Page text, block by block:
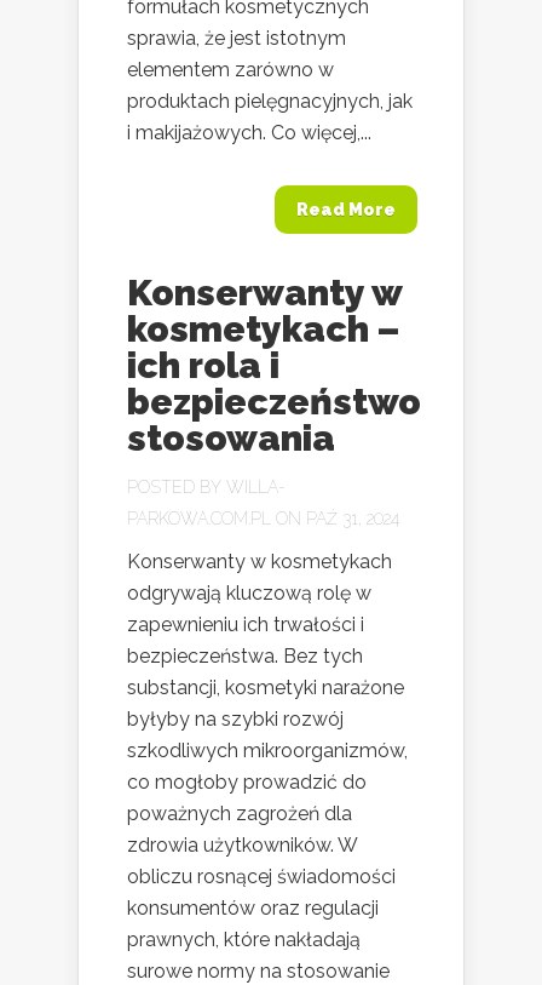
formułach kosmetycznych
sprawia, że jest istotnym
elementem zarówno w
produktach pielęgnacyjnych, jak
i makijażowych. Co więcej,...
Read More
Konserwanty w
kosmetykach –
ich rola i
bezpieczeństwo
stosowania
POSTED BY WILLA-
PARKOWA.COM.PL
ON PAŹ 31, 2024
Konserwanty w kosmetykach
odgrywają kluczową rolę w
zapewnieniu ich trwałości i
bezpieczeństwa. Bez tych
substancji, kosmetyki narażone
byłyby na szybki rozwój
szkodliwych mikroorganizmów,
co mogłoby prowadzić do
poważnych zagrożeń dla
zdrowia użytkowników. W
obliczu rosnącej świadomości
konsumentów oraz regulacji
prawnych, które nakładają
surowe normy na stosowanie